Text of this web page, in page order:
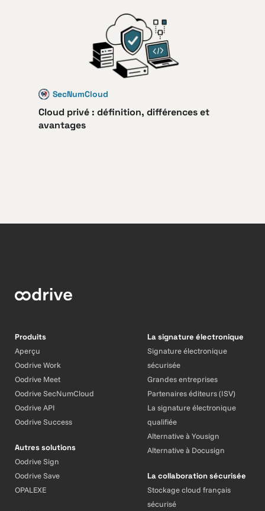
SecNumCloud
Cloud privé : définition, différences et
avantages
Produits
Aperçu
Oodrive Work
Oodrive Meet
Oodrive SecNumCloud
Oodrive API
Oodrive Success
Autres solutions
Oodrive Sign
Oodrive Save
OPALEXE
La signature électronique
Signature électronique
sécurisée
Grandes entreprises
Partenaires éditeurs (ISV)
La signature électronique
qualifiée
Alternative à Yousign
Alternative à Docusign
La collaboration sécurisée
Stockage cloud français
sécurisé